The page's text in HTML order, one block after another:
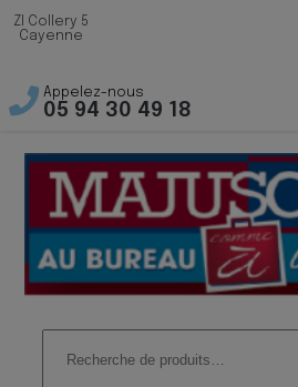
ZI Collery 5
Cayenne
Appelez-nous
05 94 30 49 18
pour :